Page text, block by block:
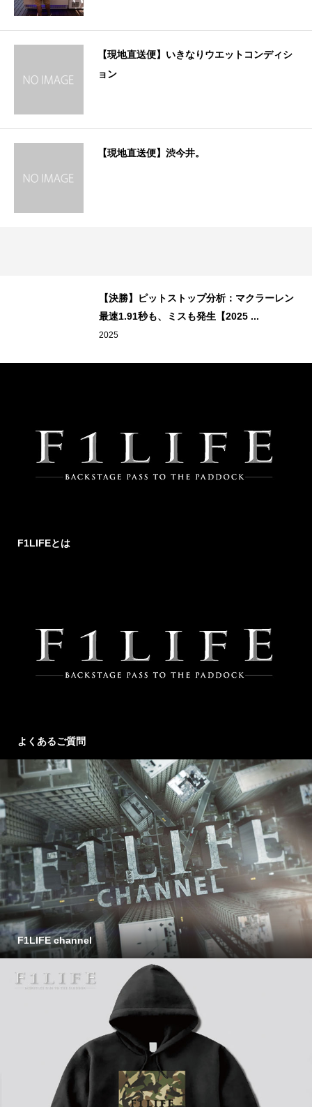
【現地直送便】いきなりウエットコンディシ
ョン
【現地直送便】渋今井。
【決勝】ピットストップ分析：マクラーレン
最速1.91秒も、ミスも発生【2025 ...
2025
F1LIFEとは
よくあるご質問
F1LIFE channel